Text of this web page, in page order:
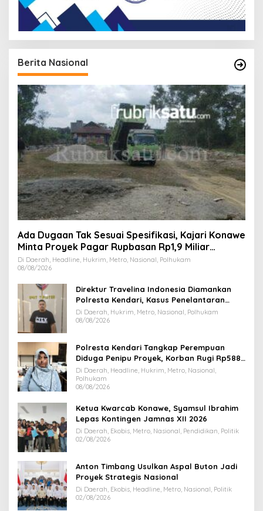
Berita Nasional
Ada Dugaan Tak Sesuai Spesifikasi, Kajari Konawe
Minta Proyek Pagar Rupbasan Rp1,9 Miliar
Dihentikan
Di Daerah, Headline, Hukrim, Metro, Nasional, Polhukam
08/08/2026
Direktur Travelina Indonesia Diamankan
Polresta Kendari, Kasus Penelantaran
Jemaah Umrah Masuk Babak Baru
Di Daerah, Hukrim, Metro, Nasional, Polhukam
08/08/2026
Polresta Kendari Tangkap Perempuan
Diduga Penipu Proyek, Korban Rugi Rp588,1
Juta
Di Daerah, Headline, Hukrim, Metro, Nasional,
Polhukam
08/08/2026
Ketua Kwarcab Konawe, Syamsul Ibrahim
Lepas Kontingen Jamnas XII 2026
Di Daerah, Ekobis, Metro, Nasional, Pendidikan, Politik
02/08/2026
Anton Timbang Usulkan Aspal Buton Jadi
Proyek Strategis Nasional
Di Daerah, Ekobis, Headline, Metro, Nasional, Politik
02/08/2026